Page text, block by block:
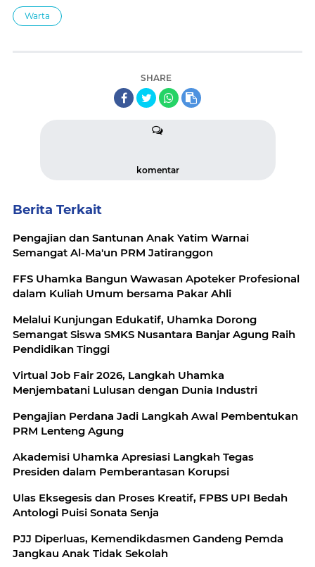
Warta
SHARE
komentar
Berita Terkait
Pengajian dan Santunan Anak Yatim Warnai
Semangat Al-Ma'un PRM Jatiranggon
FFS Uhamka Bangun Wawasan Apoteker Profesional
dalam Kuliah Umum bersama Pakar Ahli
Melalui Kunjungan Edukatif, Uhamka Dorong
Semangat Siswa SMKS Nusantara Banjar Agung Raih
Pendidikan Tinggi
Virtual Job Fair 2026, Langkah Uhamka
Menjembatani Lulusan dengan Dunia Industri
Pengajian Perdana Jadi Langkah Awal Pembentukan
PRM Lenteng Agung
Akademisi Uhamka Apresiasi Langkah Tegas
Presiden dalam Pemberantasan Korupsi
Ulas Eksegesis dan Proses Kreatif, FPBS UPI Bedah
Antologi Puisi Sonata Senja
PJJ Diperluas, Kemendikdasmen Gandeng Pemda
Jangkau Anak Tidak Sekolah